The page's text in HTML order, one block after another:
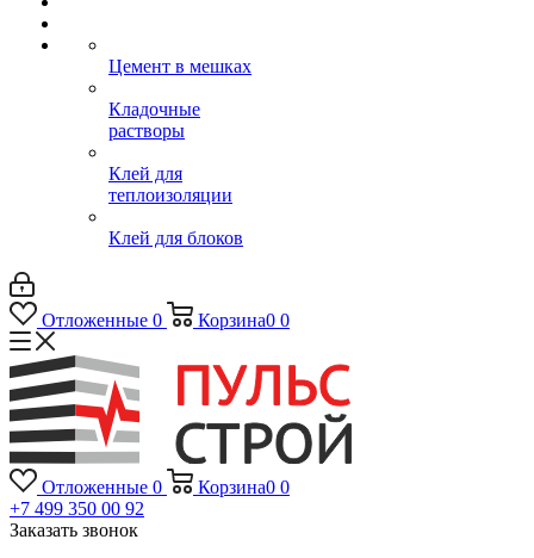
Цемент в мешках
Кладочные
растворы
Клей для
теплоизоляции
Клей для блоков
Отложенные 0 Корзина0 0
Отложенные 0 Корзина0 0
+7 499 350 00 92
Заказать звонок